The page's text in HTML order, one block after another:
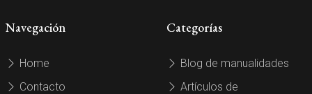
Navegación
Home
Contacto
Categorías
Blog de manualidades
Artículos de